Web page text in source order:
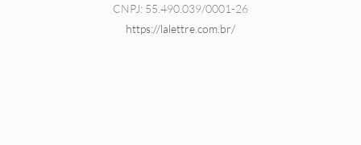
CNPJ: 55.490.039/0001-26
https://lalettre.com.br/